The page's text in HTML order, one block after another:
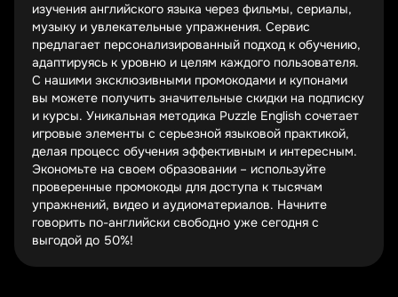
Акции Puzzle English часто приурочены к праздникам
или запуску новых курсов. Например, в начале
учебного года сервис традиционно предлагает особые
условия для студентов. Следите за обновлениями –
лучшие предложения бывают ограничены по времени!
Секретные купоны – это особый вид скидок, которые
Puzzle English предоставляет партнерам. Такие
предложения не афишируются на основном сайте, но
могут дать существенную экономию. Мы нашли для вас
несколько таких "скрытых жемчужин", которые помогут
сэкономить при покупке премиум-доступа.
Типы скидок и как ими пользоваться
изучения английского языка через фильмы, сериалы,
музыку и увлекательные упражнения. Сервис
предлагает персонализированный подход к обучению,
адаптируясь к уровню и целям каждого пользователя.
С нашими эксклюзивными промокодами и купонами
вы можете получить значительные скидки на подписку
и курсы. Уникальная методика Puzzle English сочетает
игровые элементы с серьезной языковой практикой,
делая процесс обучения эффективным и интересным.
Экономьте на своем образовании – используйте
проверенные промокоды для доступа к тысячам
упражнений, видео и аудиоматериалов. Начните
говорить по-английски свободно уже сегодня с
выгодой до 50%!